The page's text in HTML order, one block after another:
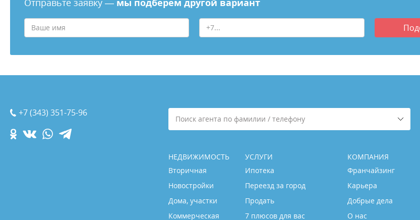
Отправьте заявку — мы подберем другой вариант
+7 (343) 351-75-96
Поиск агента по фамилии / телефону
НЕДВИЖИМОСТЬ
Вторичная
Новостройки
Дома, участки
Коммерческая
УСЛУГИ
Ипотека
Переезд за город
Продать
7 плюсов для вас
КОМПАНИЯ
Франчайзинг
Карьера
Добрые дела
О нас